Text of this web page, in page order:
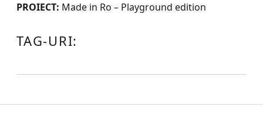
PROIECT: Made in Ro – Playground edition
TAG-URI: